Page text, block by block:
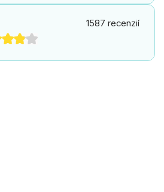
1587 recenzií